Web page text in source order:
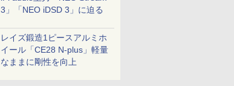
3」「NEO iDSD 3」に迫る
レイズ鍛造1ピースアルミホ
イール「CE28 N-plus」軽量
なままに剛性を向上